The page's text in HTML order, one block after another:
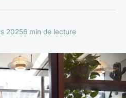
20256 min de lecture